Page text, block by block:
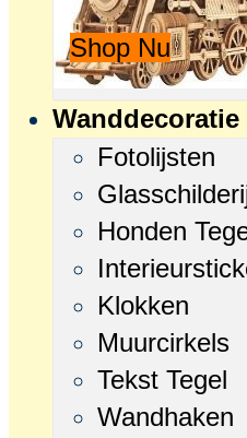
Shop Nu
Wanddecoratie
Fotolijsten
Honden
Klokken
Muurcirkels
Tekst Tegel
Wandhaken